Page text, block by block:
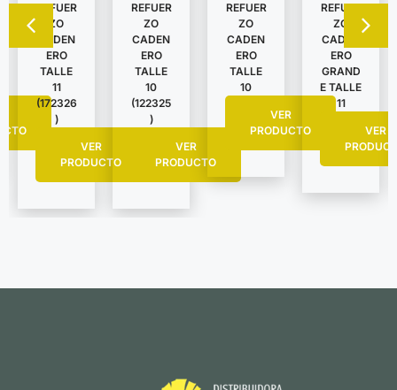
REFUER
ZO
CADEN
ERO
TALLE
11
(172326
)
VER
PRODUCTO
REFUER
ZO
CADEN
ERO
TALLE
10
(122325
)
VER
PRODUCTO
REFUER
ZO
CADEN
ERO
TALLE
10
VER
PRODUCTO
REFUER
ZO
CADEN
ERO
GRAND
E TALLE
11
VER